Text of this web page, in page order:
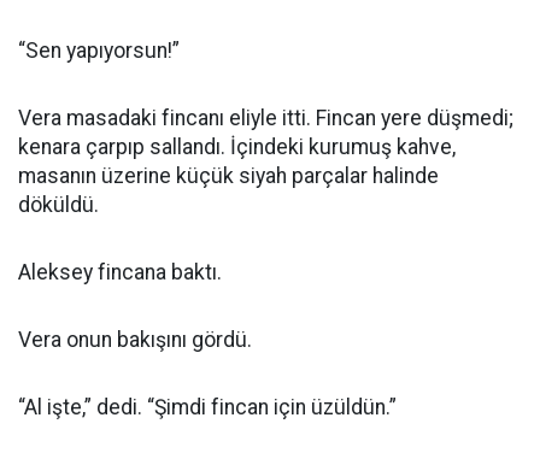
“Sen yapıyorsun!”
Vera masadaki fincanı eliyle itti. Fincan yere düşmedi;
kenara çarpıp sallandı. İçindeki kurumuş kahve,
masanın üzerine küçük siyah parçalar halinde
döküldü.
Aleksey fincana baktı.
Vera onun bakışını gördü.
“Al işte,” dedi. “Şimdi fincan için üzüldün.”